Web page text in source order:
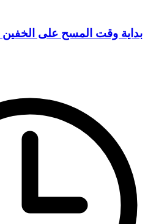
بداية وقت المسح على الخفين